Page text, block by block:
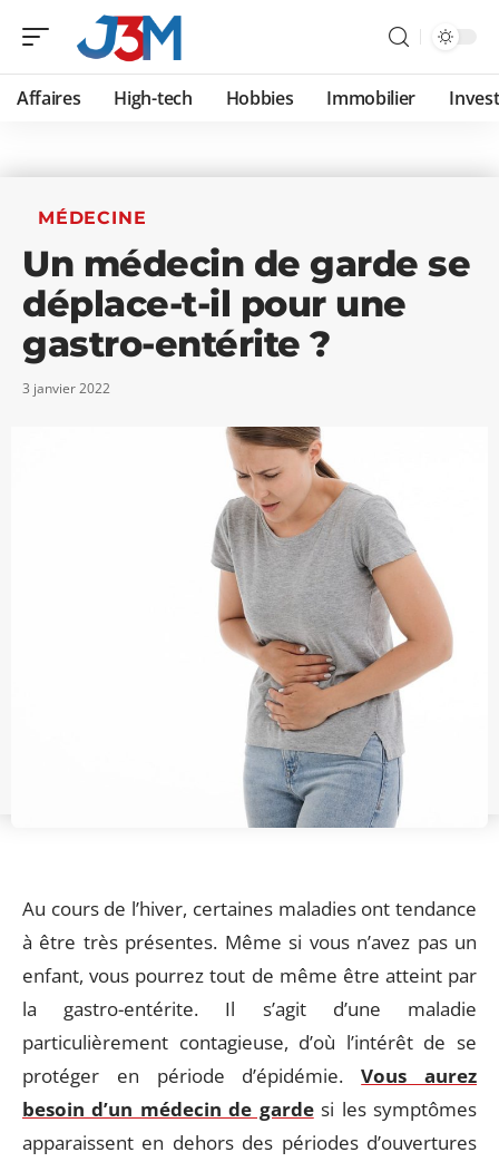
Affaires High-tech Hobbies Immobilier
MÉDECINE
Un médecin de garde se
déplace-t-il pour une
gastro-entérite ?
3 janvier 2022
Au cours de l’hiver, certaines maladies ont tendance
à être très présentes. Même si vous n’avez pas un
enfant, vous pourrez tout de même être atteint par
la gastro-entérite. Il s’agit d’une maladie
particulièrement contagieuse, d’où l’intérêt de se
protéger en période d’épidémie.Vous aurez
besoin d’un médecin de gardesi les symptômes
apparaissent en dehors des périodes d’ouvertures